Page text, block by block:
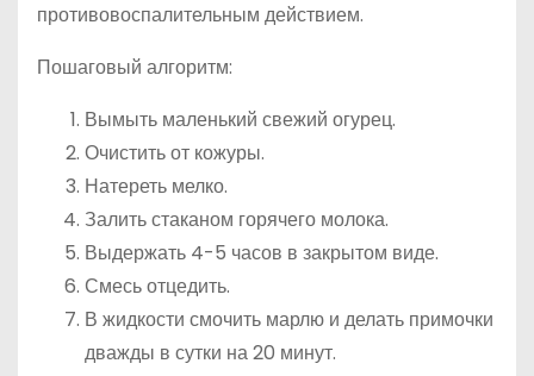
противовоспалительным действием.
Пошаговый алгоритм:
Вымыть маленький свежий огурец.
Очистить от кожуры.
Натереть мелко.
Залить стаканом горячего молока.
Выдержать 4-5 часов в закрытом виде.
Смесь отцедить.
В жидкости смочить марлю и делать примочки
дважды в сутки на 20 минут.